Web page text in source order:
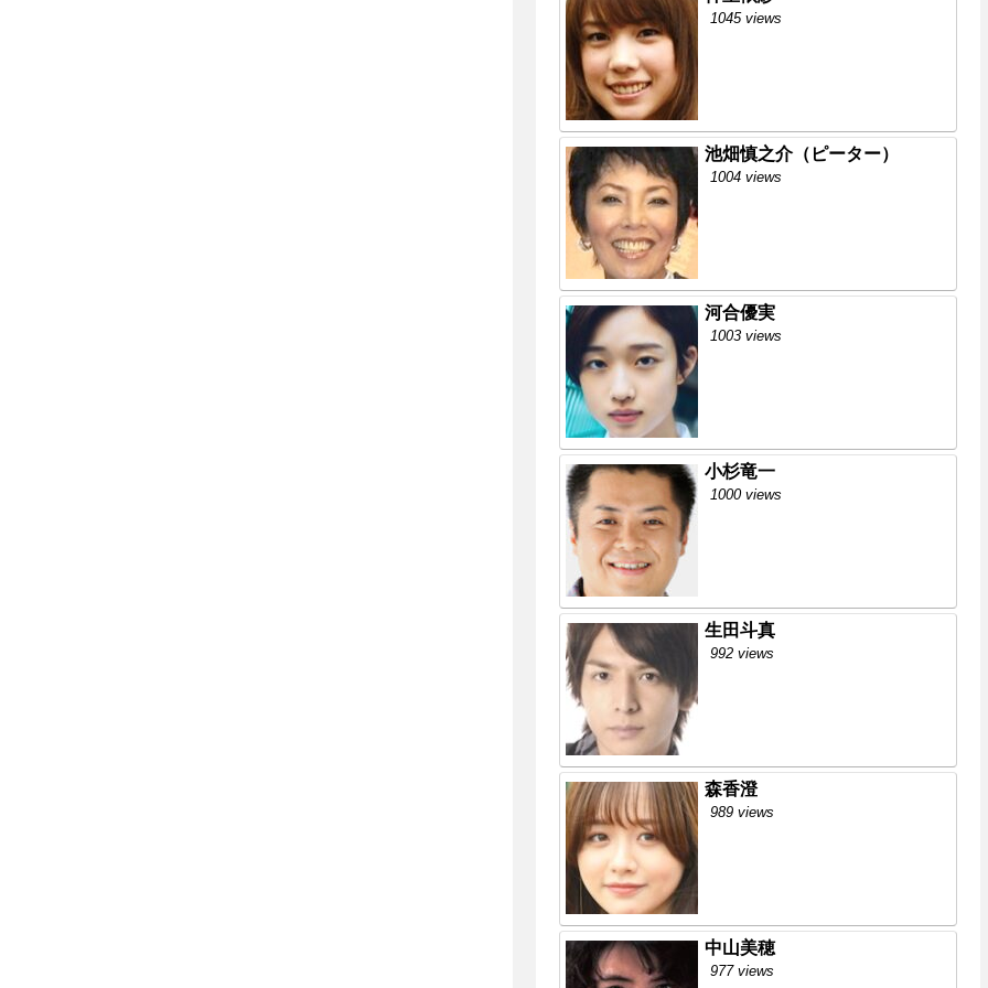
1045 views
池畑慎之介（ピーター）
1004 views
河合優実
1003 views
小杉竜一
1000 views
生田斗真
992 views
森香澄
989 views
中山美穂
977 views